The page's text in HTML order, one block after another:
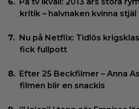
kritik – halvnaken kvinna
Nu på Netflix: Tidlös
fick fullpott
Efter 25 Beckfilmer – Anna
filmen blir en snackis